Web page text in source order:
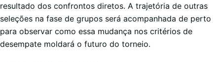
resultado dos confrontos diretos. A trajetória de outras
seleções na fase de grupos será acompanhada de perto
para observar como essa mudança nos critérios de
desempate moldará o futuro do torneio.